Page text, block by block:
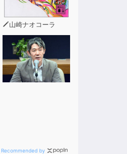
山崎ナオコーラ
Recommended by